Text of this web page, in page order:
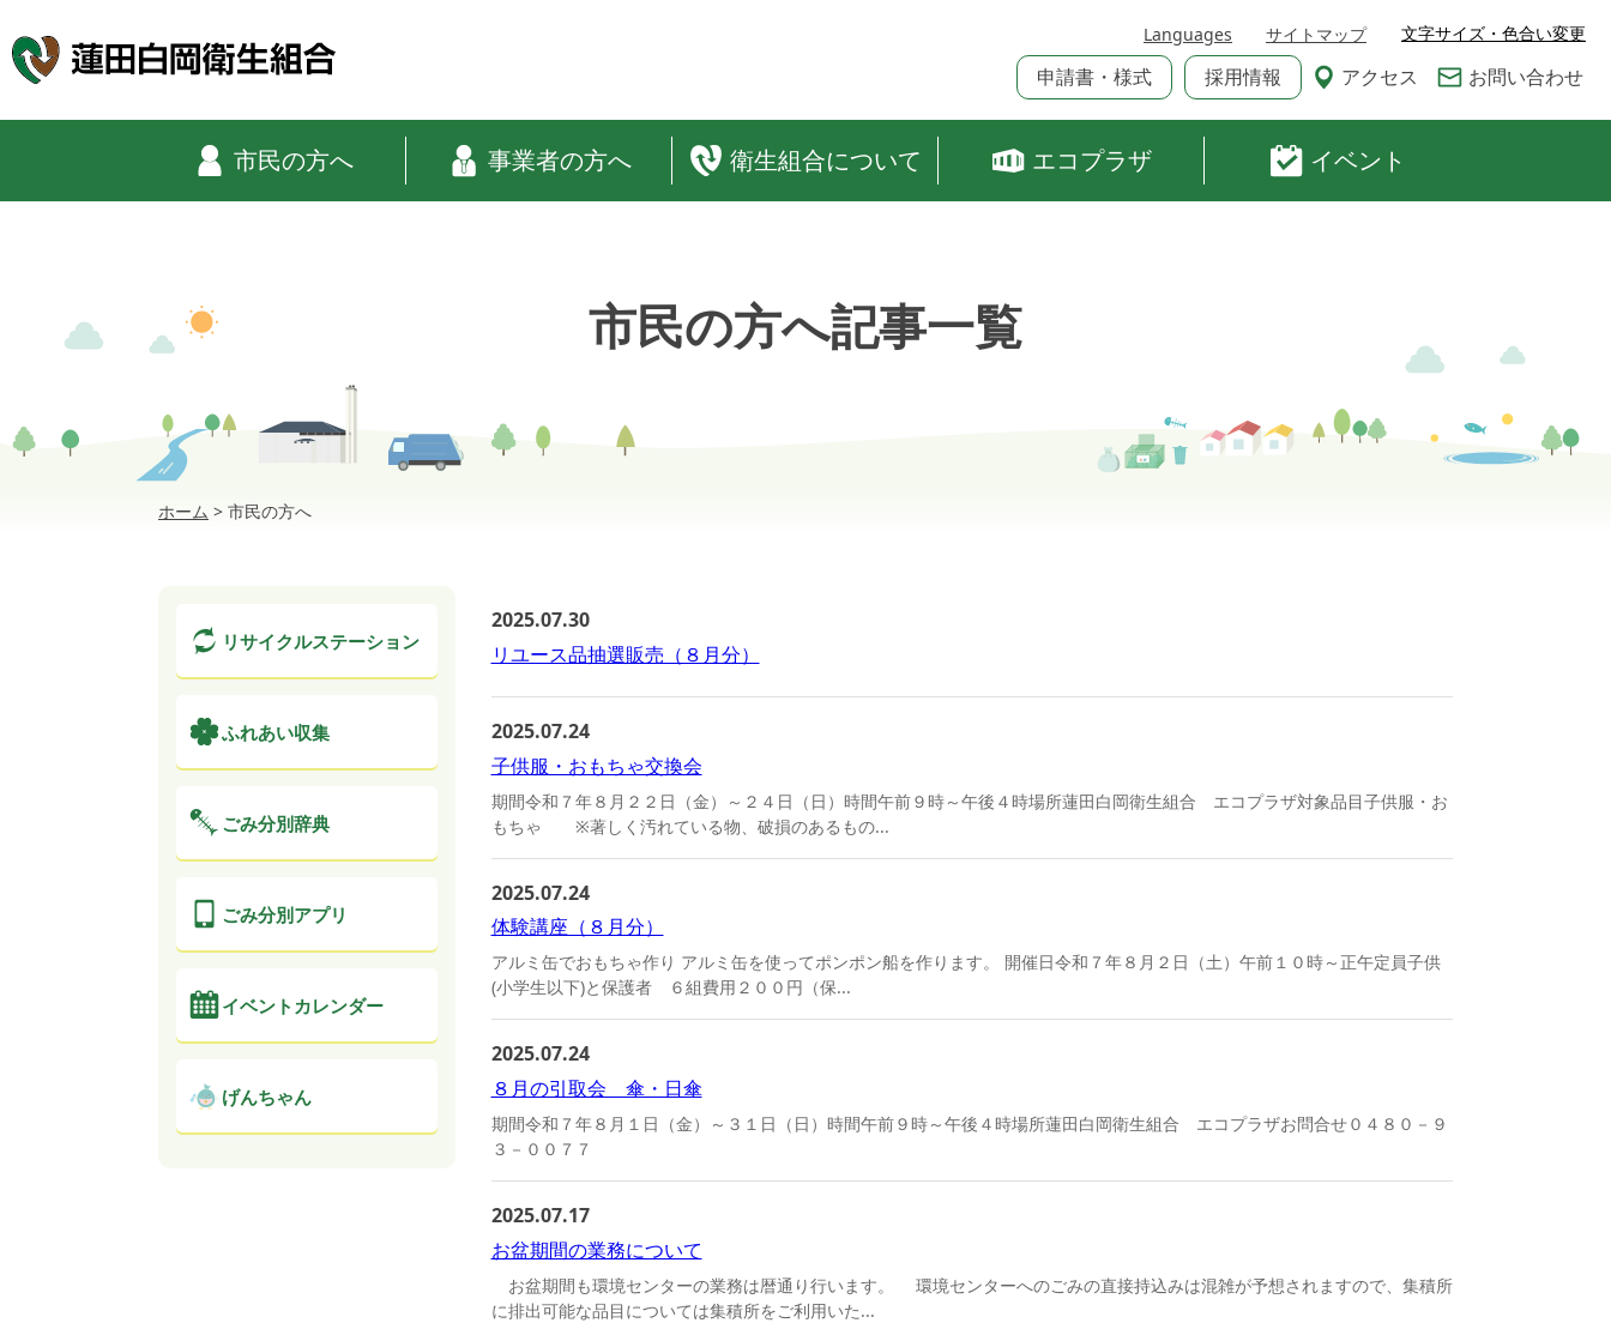
市民の方へ 事業者の方へ 衛生組合について エコプラザ イベント
申請書・様式 採用情報 アクセス お問い合わせ
サイトマップ
Languages 文字サイズ・色合い変更
市民の方へ記事一覧
ホーム > 市民の方へ
2025.07.30
リユース品抽選販売（８月分）
2025.07.24
子供服・おもちゃ交換会
期間令和７年８月２２日（金）～２４日（日）時間午前９時～午後４時場所蓮田白岡衛生組合 エコプラザ対象品目子供服・お
もちゃ ※著しく汚れている物、破損のあるもの...
2025.07.24
体験講座（８月分）
アルミ缶でおもちゃ作り アルミ缶を使ってポンポン船を作ります。 開催日令和７年８月２日（土）午前１０時～正午定員子供
(小学生以下)と保護者 ６組費用２００円（保...
2025.07.24
８月の引取会 傘・日傘
期間令和７年８月１日（金）～３１日（日）時間午前９時～午後４時場所蓮田白岡衛生組合 エコプラザお問合せ０４８０－９
３－００７７
2025.07.17
お盆期間の業務について
お盆期間も環境センターの業務は暦通り行います。 環境センターへのごみの直接持込みは混雑が予想されますので、集積所
に排出可能な品目については集積所をご利用いた...
リサイクルステーション
ふれあい収集
ごみ分別辞典
ごみ分別アプリ
イベントカレンダー
げんちゃん